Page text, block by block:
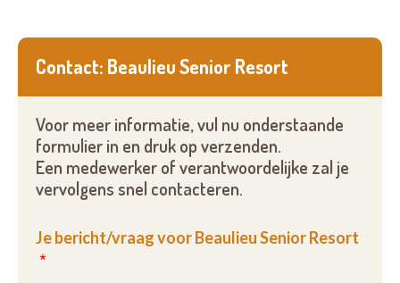
Contact: Beaulieu Senior Resort
Voor meer informatie, vul nu onderstaande
formulier in en druk op verzenden.
Een medewerker of verantwoordelijke zal je
vervolgens snel contacteren.
Je bericht/vraag voor Beaulieu Senior Resort